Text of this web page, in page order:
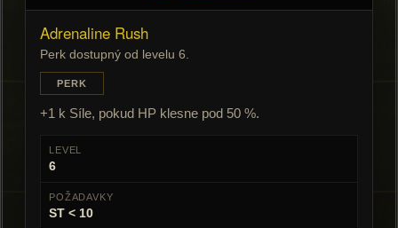
Adrenaline Rush
Perk dostupný od levelu 6.
PERK
+1 k Síle, pokud HP klesne pod 50 %.
LEVEL
6
POŽADAVKY
ST < 10